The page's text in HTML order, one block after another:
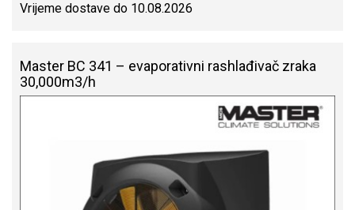
Vrijeme dostave do 10.08.2026
Master BC 341 – evaporativni rashlađivač zraka
30,000m3/h